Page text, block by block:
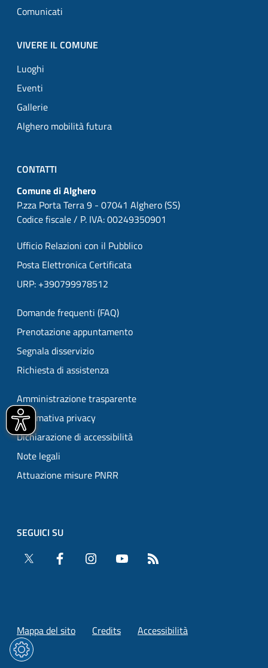
Comunicati
VIVERE IL COMUNE
Luoghi
Eventi
Gallerie
Alghero mobilità futura
CONTATTI
Comune di Alghero
P.zza Porta Terra 9 - 07041 Alghero (SS)
Codice fiscale / P. IVA: 00249350901
Ufficio Relazioni con il Pubblico
Posta Elettronica Certificata
URP: +390799978512
Domande frequenti (FAQ)
Prenotazione appuntamento
Segnala disservizio
Richiesta di assistenza
Amministrazione trasparente
Informativa privacy
Dichiarazione di accessibilità
Note legali
Attuazione misure PNRR
SEGUICI SU
Twitter
Facebook Instagram YouTube
Mappa del sito Credits Accessibilità